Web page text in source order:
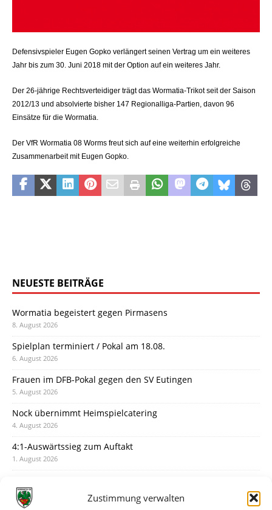
Zustimmung verwalten
Defensivspieler Eugen Gopko verlängert seinen Vertrag um ein weiteres
Jahr bis zum 30. Juni 2018 mit der Option auf ein weiteres Jahr.
Der 26-jährige Rechtsverteidiger trägt das Wormatia-Trikot seit der Saison
2012/13 und absolvierte bisher 147 Regionalliga-Partien, davon 96
Einsätze für die Wormatia.
Der VfR Wormatia 08 Worms freut sich auf eine weiterhin erfolgreiche
Zusammenarbeit mit Eugen Gopko.
NEUESTE BEITRÄGE
Wormatia begeistert gegen Pirmasens
8. August 2026
Spielplan terminiert / Pokal am 18.08.
6. August 2026
Frauen im DFB-Pokal gegen den SV Eutingen
5. August 2026
Nock übernimmt Heimspielcatering
4. August 2026
4:1-Auswärtssieg zum Auftakt
1. August 2026
31. Juli 2026